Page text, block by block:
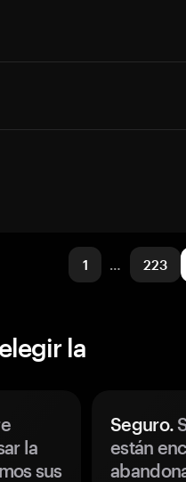
1 … 223
la
la
sus
Seguro.
están